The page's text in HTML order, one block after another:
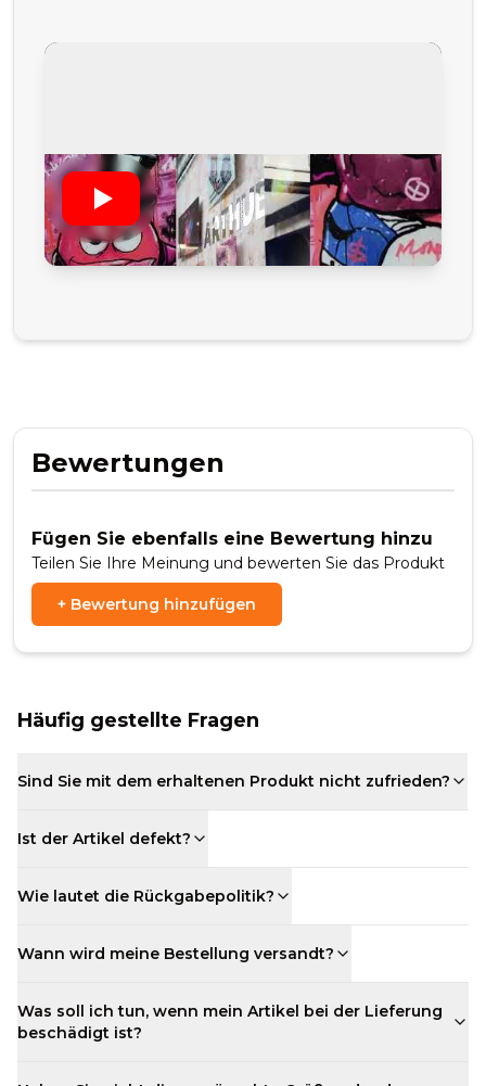
Bewertungen
Fügen Sie ebenfalls eine Bewertung hinzu
Teilen Sie Ihre Meinung und bewerten Sie das Produkt
+ Bewertung hinzufügen
Häufig gestellte Fragen
Sind Sie mit dem erhaltenen Produkt nicht zufrieden?
Ist der Artikel defekt?
Wie lautet die Rückgabepolitik?
Wann wird meine Bestellung versandt?
Was soll ich tun, wenn mein Artikel bei der Lieferung
beschädigt ist?